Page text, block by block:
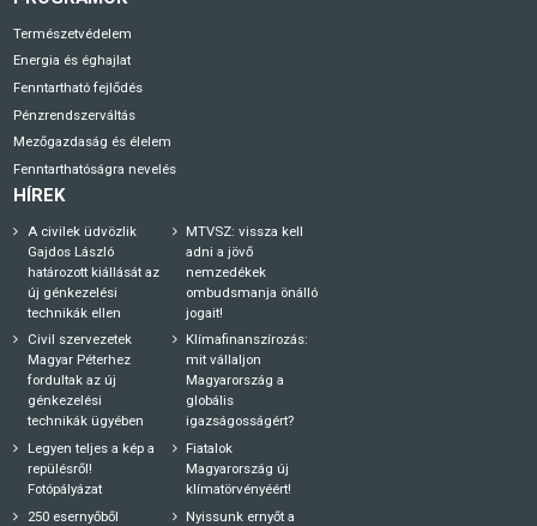
Természetvédelem
Energia és éghajlat
Fenntartható fejlődés
Pénzrendszerváltás
Mezőgazdaság és élelem
Fenntarthatóságra nevelés
HÍREK
A civilek üdvözlik
Gajdos László
határozott kiállását az
új génkezelési
technikák ellen
Civil szervezetek
Magyar Péterhez
fordultak az új
génkezelési
technikák ügyében
Legyen teljes a kép a
repülésről!
Fotópályázat
250 esernyőből
MTVSZ: vissza kell
adni a jövő
nemzedékek
ombudsmanja önálló
jogait!
Klímafinanszírozás:
mit vállaljon
Magyarország a
globális
igazságosságért?
Fiatalok
Magyarország új
klímatörvényéért!
Nyissunk ernyőt a